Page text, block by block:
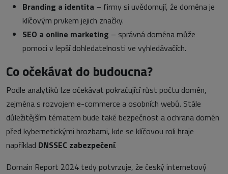
Branding a identita – firmy si uvědomují, že doména je
klíčovým prvkem jejich značky.
SEO a online marketing – správná doména může
pomoci v lepší dohledatelnosti ve vyhledávačích.
Co očekávat do budoucna?
Podle analytiků lze očekávat pokračující růst počtu domén,
zejména s rozvojem e-commerce a osobních webů. Stále
důležitějším tématem bude také bezpečnost a ochrana domén
před kybernetickými hrozbami, kde se klíčovou roli hraje
například DNSSEC zabezpečení.
Domain Report 2024 tedy potvrzuje, že český internetový